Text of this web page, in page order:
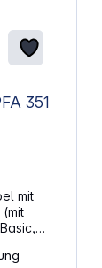
351
mit
Magic 5
5